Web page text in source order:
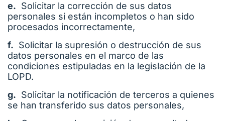
e. Solicitar la corrección de sus datos
personales si están incompletos o han sido
procesados ​​incorrectamente,
f. Solicitar la supresión o destrucción de sus
datos personales en el marco de las
condiciones estipuladas en la legislación de la
LOPD.
g. Solicitar la notificación de terceros a quienes
se han transferido sus datos personales,